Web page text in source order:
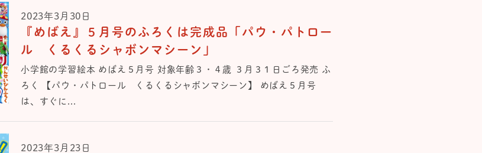
2023年3月30日
『めばえ』５月号のふろくは完成品「パウ・パトロー
ル くるくるシャボンマシーン」
小学館の学習絵本 めばえ５月号 対象年齢３・４歳 ３月３１日ごろ発売 ふ
ろく 【パウ・パトロール くるくるシャボンマシーン】 めばえ５月号
は、すぐに...
2023年3月23日